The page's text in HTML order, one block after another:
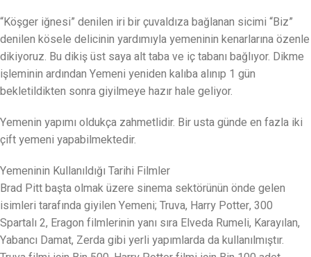
“Köşger iğnesi” denilen iri bir çuvaldıza bağlanan sicimi “Biz”
denilen kösele delicinin yardımıyla yemeninin kenarlarına özenle
dikiyoruz. Bu dikiş üst saya alt taba ve iç tabanı bağlıyor. Dikme
işleminin ardından Yemeni yeniden kalıba alınıp 1 gün
bekletildikten sonra giyilmeye hazır hale geliyor.
Yemenin yapımı oldukça zahmetlidir. Bir usta günde en fazla iki
çift yemeni yapabilmektedir.
Yemeninin Kullanıldığı Tarihi Filmler
Brad Pitt başta olmak üzere sinema sektörünün önde gelen
isimleri tarafında giyilen Yemeni; Truva, Harry Potter, 300
Spartalı 2, Eragon filmlerinin yanı sıra Elveda Rumeli, Karayılan,
Yabancı Damat, Zerda gibi yerli yapımlarda da kullanılmıştır.